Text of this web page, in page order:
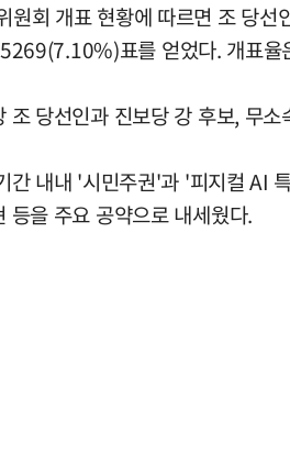
원회 개표 현황에 따르면 조 당
표를 얻었다. 개표
조 당선인과 진보당 강 후보, 무
간 내내 '시민주권'과 '피지컬 AI
등을 주요 공약으로 내세웠다.